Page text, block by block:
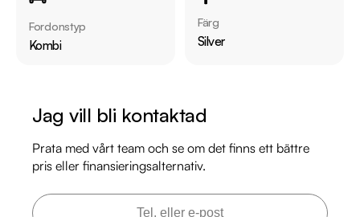
Servicehistorik:
Besök
https://www.riddermarkbil.se/kopa-bil/mini/dem56f/
för att:
• Reservera bilen direkt online
Fordonstyp
Kombi
Färg
Silver
Jag vill bli kontaktad
Prata med vårt team och se om det finns ett bättre
pris eller finansieringsalternativ.